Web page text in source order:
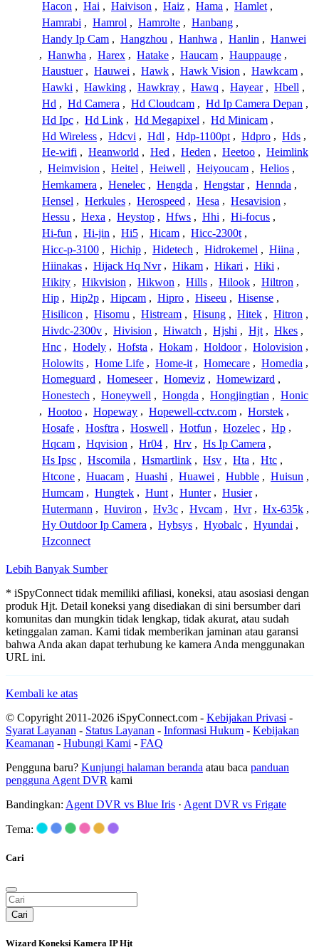
Hacon , Hai , Haivison , Haiz , Hama , Hamlet ,
Hamrabi , Hamrol , Hamrolte , Hanbang ,
Handy Ip Cam , Hangzhou , Hanhwa , Hanlin , Hanwei
, Hanwha , Harex , Hatake , Haucam , Hauppauge ,
Haustuer , Hauwei , Hawk , Hawk Vision , Hawkcam ,
Hawki , Hawking , Hawkray , Hawq , Hayear , Hbell ,
Hd , Hd Camera , Hd Cloudcam , Hd Ip Camera Depan ,
Hd Ipc , Hd Link , Hd Megapixel , Hd Minicam ,
Hd Wireless , Hdcvi , Hdl , Hdp-1100pt , Hdpro , Hds ,
He-wifi , Heanworld , Hed , Heden , Heetoo , Heimlink
, Heimvision , Heitel , Heiwell , Heiyoucam , Helios ,
Hemkamera , Henelec , Hengda , Hengstar , Hennda ,
Hensel , Herkules , Herospeed , Hesa , Hesavision ,
Hessu , Hexa , Heystop , Hfws , Hhi , Hi-focus ,
Hi-fun , Hi-jin , Hi5 , Hicam , Hicc-2300t ,
Hicc-p-3100 , Hichip , Hidetech , Hidrokemel , Hiina ,
Hiinakas , Hijack Hq Nvr , Hikam , Hikari , Hiki ,
Hikity , Hikvision , Hikwon , Hills , Hilook , Hiltron ,
Hip , Hip2p , Hipcam , Hipro , Hiseeu , Hisense ,
Hisilicon , Hisomu , Histream , Hisung , Hitek , Hitron ,
Hivdc-2300v , Hivision , Hiwatch , Hjshi , Hjt , Hkes ,
Hnc , Hodely , Hofsta , Hokam , Holdoor , Holovision ,
Holowits , Home Life , Home-it , Homecare , Homedia ,
Homeguard , Homeseer , Homeviz , Homewizard ,
Honestech , Honeywell , Hongda , Hongjingtian , Honic
, Hootoo , Hopeway , Hopewell-cctv.com , Horstek ,
Hosafe , Hosftra , Hoswell , Hotfun , Hozelec , Hp ,
Hqcam , Hqvision , Hr04 , Hrv , Hs Ip Camera ,
Hs Ipsc , Hscomila , Hsmartlink , Hsv , Hta , Htc ,
Htcone , Huacam , Huashi , Huawei , Hubble , Huisun ,
Humcam , Hungtek , Hunt , Hunter , Husier ,
Hutermann , Huviron , Hv3c , Hvcam , Hvr , Hx-635k ,
Hy Outdoor Ip Camera , Hybsys , Hyobalc , Hyundai ,
Hzconnect
Lebih Banyak Sumber
* iSpyConnect tidak memiliki afiliasi, koneksi, atau asosiasi dengan
produk Hjt. Detail koneksi yang disediakan di sini bersumber dari
komunitas dan mungkin tidak lengkap, tidak akurat, atau sudah
ketinggalan zaman. Kami tidak memberikan jaminan atau garansi
bahwa Anda akan dapat terhubung ke kamera Anda menggunakan
URL ini.
Kembali ke atas
© Copyright 2011-2026 iSpyConnect.com - Kebijakan Privasi -
Syarat Layanan - Status Layanan - Informasi Hukum - Kebijakan
Keamanan - Hubungi Kami - FAQ
Pengguna baru? Kunjungi halaman beranda atau baca panduan
pengguna Agent DVR kami
Bandingkan: Agent DVR vs Blue Iris · Agent DVR vs Frigate
Tema:
Cari
Cari
Wizard Koneksi Kamera IP Hjt